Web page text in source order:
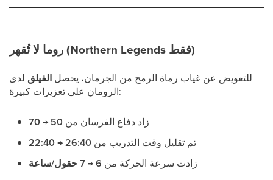
روما لا تُقهر (Northern Legends فقط)
للتعويض عن غياب رماة الرمح من الجرمان، يحصل الفيلق لدى
الرومان على تعزيزات كبيرة:
زاد دفاع الفرسان من 50 → 70
تم تقليل وقت التدريب من 26:40 → 22:40
زادت سرعة الحركة من 6 → 7 حقول/ساعة